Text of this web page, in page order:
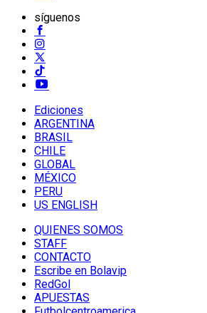
síguenos
Ediciones
ARGENTINA
BRASIL
CHILE
GLOBAL
MÉXICO
PERU
US ENGLISH
QUIENES SOMOS
STAFF
CONTACTO
Escribe en Bolavip
RedGol
APUESTAS